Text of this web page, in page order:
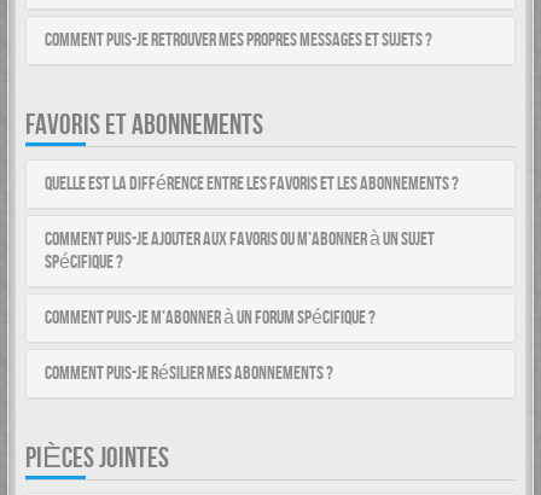
Comment puis-je retrouver mes propres messages et sujets ?
FAVORIS ET ABONNEMENTS
Quelle est la différence entre les favoris et les abonnements ?
Comment puis-je ajouter aux favoris ou m’abonner à un sujet
spécifique ?
Comment puis-je m’abonner à un forum spécifique ?
Comment puis-je résilier mes abonnements ?
PIÈCES JOINTES